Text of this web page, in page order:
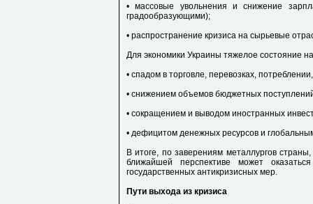
• массовые увольнения и снижение
градообразующими);
• распространение кризиса на сырьевые
Для экономики Украины тяжелое состояние
• спадом в торговле, перевозках, потреблении,
• снижением объемов бюджетных
• сокращением и выводом иностранных
• дефицитом денежных ресурсов и
В итоге, по заверениям металлургов
ближайшей перспективе может
государственных антикризисных мер.
Пути выхода из кризиса